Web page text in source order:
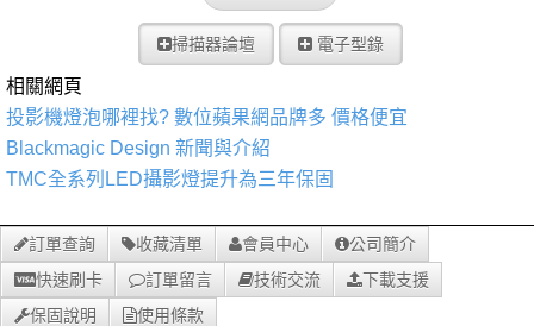
掃描器論壇 電子型錄
相關網頁
投影機燈泡哪裡找? 數位蘋果網品牌多 價格便宜
Blackmagic Design 新聞與介紹
TMC全系列LED攝影燈提升為三年保固
訂單查詢 收藏清單 會員中心
公司簡介
快速刷卡
訂單留言 技術交流
下載支援
保固說明
使用條款